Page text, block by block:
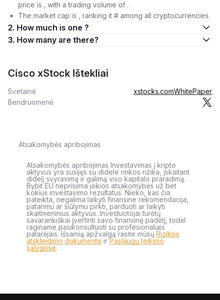
price is , with a trading volume of .
The market cap is , ranking it # among all cryptocurrencies.
2. How much is one ?
3. How many are there?
Cisco xStock Ištekliai
Svetainė xstocks.comWhitePaper
Bendruomenė
Atsakomybės apribojimas
Atsakomybės apribojimas Investavimas į kripto
aktyvus yra susijęs su didele rinkos rizika, įskaitant
didelį svyravimą ir galimą viso kapitalo praradimą.
Bybit EU neprisiima jokios atsakomybės už bet
kokius investavimo rezultatus. Nieko, kas čia
pateikta, negalima laikyti finansine rekomendacija,
patarimu ar siūlymu pirkti, parduoti ar laikyti
skaitmeninius aktyvus. Investuotojai turėtų
savarankiškai įvertinti savo finansinę padėtį, todėl
raginame pasikonsultuoti su profesionaliais
patarėjais. Išsamią apžvalgą rasite mūsų Rizikos
atskleidimo dokumente irPaslaugų teikimo
sąlygose.